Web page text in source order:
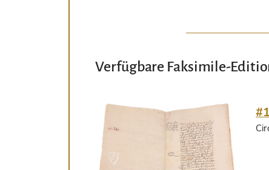
Verfügbare Faksimile-